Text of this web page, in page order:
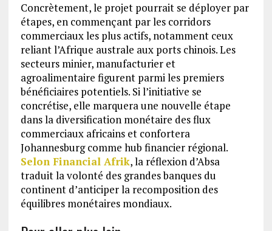
Concrètement, le projet pourrait se déployer par
étapes, en commençant par les corridors
commerciaux les plus actifs, notamment ceux
reliant l’Afrique australe aux ports chinois. Les
secteurs minier, manufacturier et
agroalimentaire figurent parmi les premiers
bénéficiaires potentiels. Si l’initiative se
concrétise, elle marquera une nouvelle étape
dans la diversification monétaire des flux
commerciaux africains et confortera
Johannesburg comme hub financier régional.
Selon Financial Afrik, la réflexion d’Absa
traduit la volonté des grandes banques du
continent d’anticiper la recomposition des
équilibres monétaires mondiaux.